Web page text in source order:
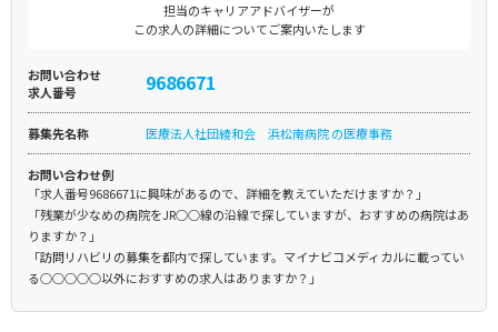
担当のキャリアアドバイザーが
この求人の詳細についてご案内いたします
お問い合わせ
求人番号
9686671
募集先名称 医療法人社団綾和会 浜松南病院 の医療事務
お問い合わせ例
「求人番号9686671に興味があるので、詳細を教えていただけますか？」
「残業が少なめの病院をJR○○線の沿線で探していますが、おすすめの病院はあ
りますか？」
「訪問リハビリの募集を都内で探しています。マイナビコメディカルに載ってい
る○○○○○以外におすすめの求人はありますか？」